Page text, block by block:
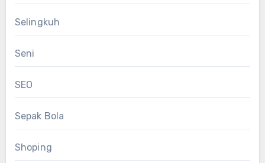
Selingkuh
Seni
SEO
Sepak Bola
Shoping